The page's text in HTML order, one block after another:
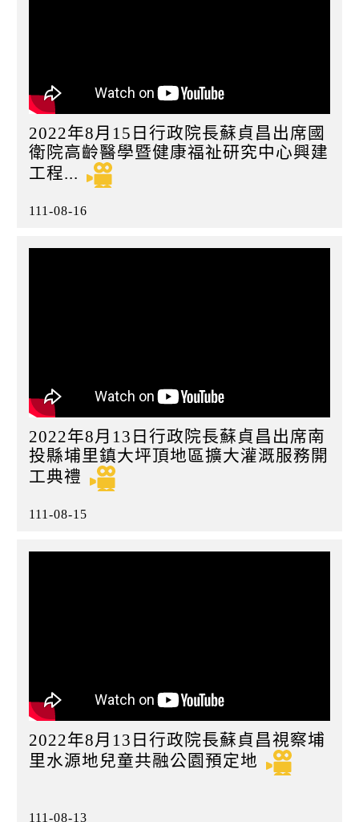
2022年8月15日行政院長蘇貞昌出席國
衛院高齡醫學暨健康福祉研究中心興建
工程...
111-08-16
2022年8月13日行政院長蘇貞昌出席南
投縣埔里鎮大坪頂地區擴大灌溉服務開
工典禮
111-08-15
2022年8月13日行政院長蘇貞昌視察埔
里水源地兒童共融公園預定地
111-08-13